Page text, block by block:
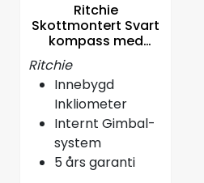
Ritchie
Skottmontert Svart
kompass med
ravfarget bakgrunn
Ritchie
Innebygd
Inkliometer
Internt Gimbal-
system
5 års garanti